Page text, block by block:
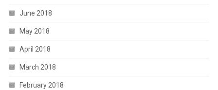
June 2018
May 2018
April 2018
March 2018
February 2018